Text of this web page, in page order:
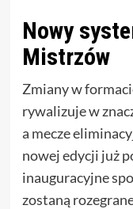
Nowy
Mistrzów
Zmiany w
rywalizuje w
a mecze
nowej edycji już
inauguracyjne
zostaną